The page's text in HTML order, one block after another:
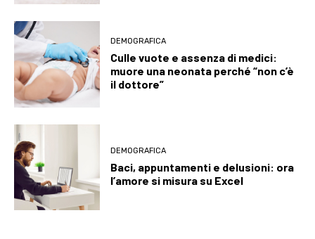
DEMOGRAFICA
Culle vuote e assenza di medici:
muore una neonata perché “non c’è
il dottore”
DEMOGRAFICA
Baci, appuntamenti e delusioni: ora
l’amore si misura su Excel